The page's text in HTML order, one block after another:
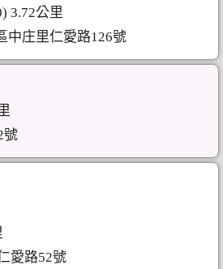
3.72公里
中庄里仁愛路126號
號
愛路52號